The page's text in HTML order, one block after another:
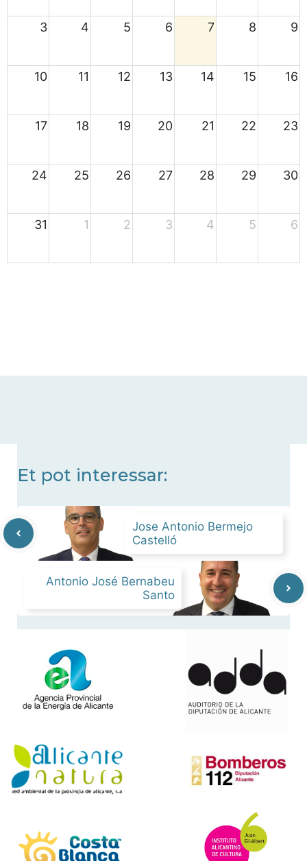
3 4 5 6 7 8 9
10 11 12 13 14 15 16
17 18 19 20 21 22 23
24 25 26 27 28 29 30
31 1 2 3 4 5 6
Et pot interessar:
Jose Antonio Bermejo
Castelló
Antonio José Bernabeu
Santo